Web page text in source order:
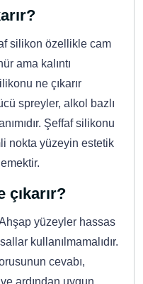
silikon özellikle cam
ama kalıntı
ne çıkarır
spreyler, alkol bazlı
Şeffaf silikonu
nokta yüzeyin estetik
yüzeyler hassas
kullanılmamalıdır.
cevabı,